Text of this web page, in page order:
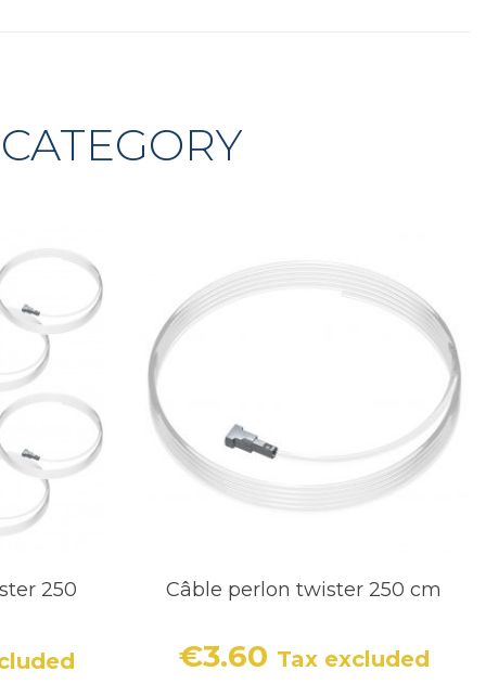
250
Câble perlon twister 250 cm
Price
€3.60 Tax excluded